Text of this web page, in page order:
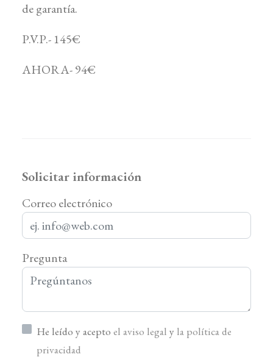
de garantí­a.
P.V.P.- 145€
AHORA- 94€
Solicitar información
Correo electrónico
Pregunta
He leído y acepto el aviso legal y la política de
privacidad